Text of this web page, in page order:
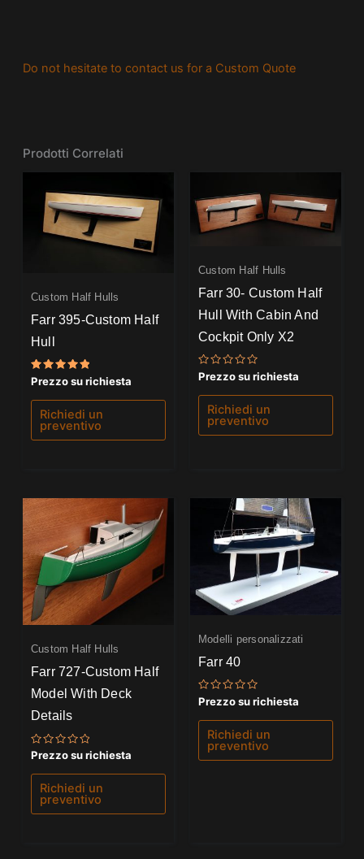
Do not hesitate to contact us for a Custom Quote
Prodotti Correlati
Custom Half Hulls
Farr 395-Custom Half
Hull
Valutato
5.00
su 5
Prezzo su richiesta
Richiedi un
preventivo
Custom Half Hulls
Farr 30- Custom Half
Hull With Cabin And
Cockpit Only X2
Valutato
su
Prezzo su richiesta
Richiedi un
preventivo
Custom Half Hulls
Farr 727-Custom Half
Model With Deck
Details
Valutato
su
Prezzo su richiesta
Richiedi un
preventivo
Modelli personalizzati
Farr 40
Valutato
0
su
Prezzo su richiesta
Richiedi un
preventivo